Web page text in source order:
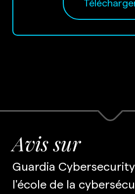
Avis sur
Guardia
l'école de la